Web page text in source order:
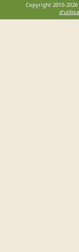
Copyright 2010-